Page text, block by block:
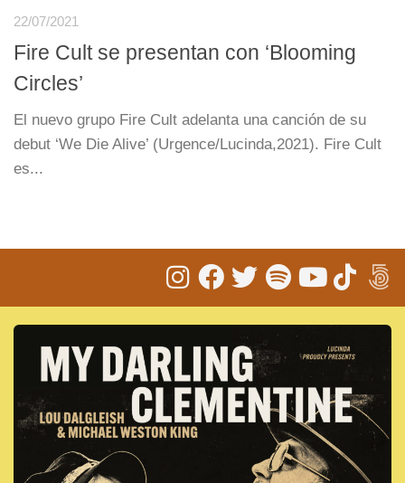
22/07/2021
Fire Cult se presentan con ‘Blooming
Circles’
El nuevo grupo Fire Cult adelanta una canción de su
debut ‘We Die Alive’ (Urgence/Lucinda,2021). Fire Cult
es...